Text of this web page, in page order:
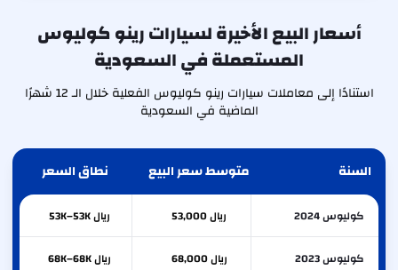
أسعار البيع الأخيرة لسيارات رينو كوليوس
المستعملة في السعودية
استنادًا إلى معاملات سيارات رينو كوليوس الفعلية خلال الـ 12 شهرًا
الماضية في السعودية
السنة متوسط سعر البيع نطاق السعر
كوليوس 2024 ريال 53,000 ريال 53K–53K
كوليوس 2023 ريال 68,000 ريال 68K–68K